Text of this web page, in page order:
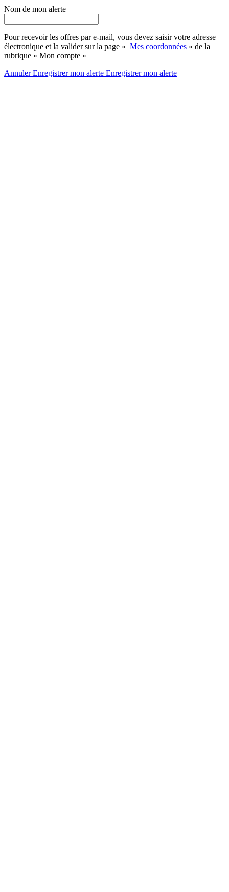
Nom de mon alerte
Pour recevoir les offres par e-mail, vous devez saisir votre adresse
électronique et la valider sur la page « Mes coordonnées » de la
rubrique « Mon compte »
AnnulerEnregistrer mon alerte Enregistrermon alerte